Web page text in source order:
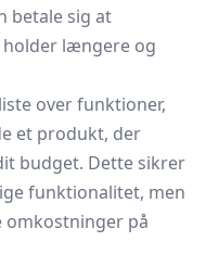
betale sig at
holder længere og
over funktioner,
et produkt, der
budget. Dette sikrer
funktionalitet, men
omkostninger på